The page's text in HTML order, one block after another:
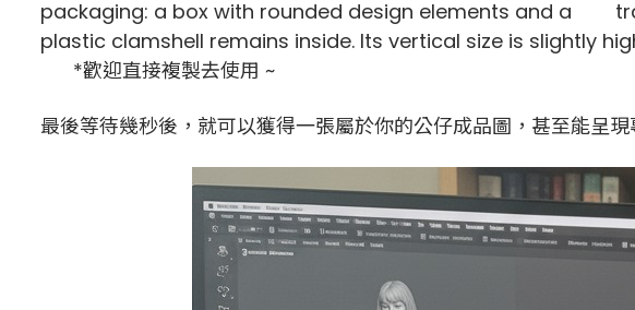
packaging: a box with rounded design elements and a
plastic clamshell remains inside. Its vertical size is slightly
*歡迎直接複製去使用 ~
最後等待幾秒後，就可以獲得一張屬於你的公仔成品圖，甚至能呈